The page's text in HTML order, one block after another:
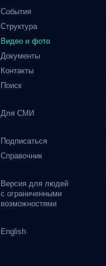
События
Структура
Видео и фото
Документы
Контакты
Поиск
Для СМИ
Подписаться
Справочник
Версия для людей
с ограниченными
возможностями
English